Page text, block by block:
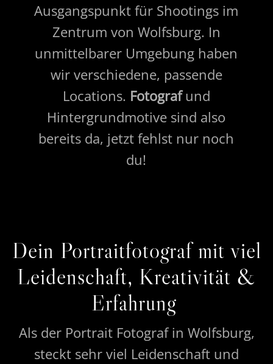
Ausgangspunkt für Shootings im
Zentrum von Wolfsburg. In
unmittelbarer Umgebung haben
wir verschiedene, passende
Locations. Fotografund
Hintergrundmotive sind also
bereits da, jetzt fehlst nur noch
du!
Dein Portraitfotograf mit viel
Leidenschaft, Kreativität &
Erfahrung
Als der Portrait Fotograf in Wolfsburg,
steckt sehr viel Leidenschaft und